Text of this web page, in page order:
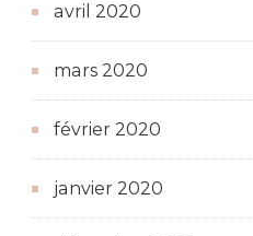
avril 2020
mars 2020
février 2020
janvier 2020